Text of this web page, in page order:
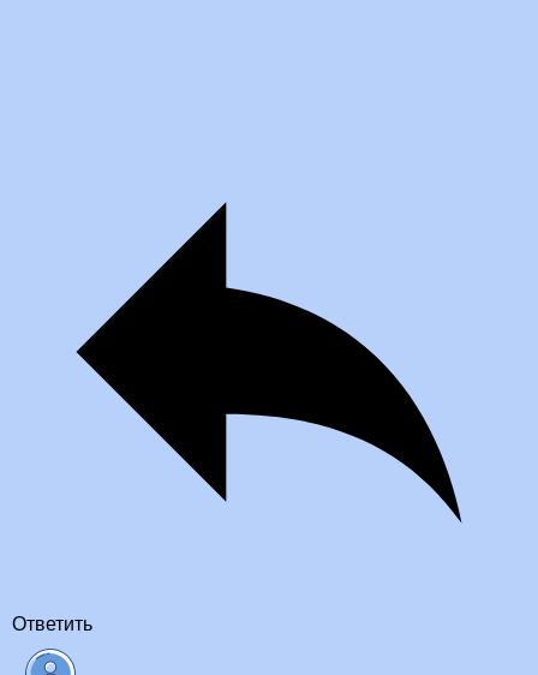
Ответить